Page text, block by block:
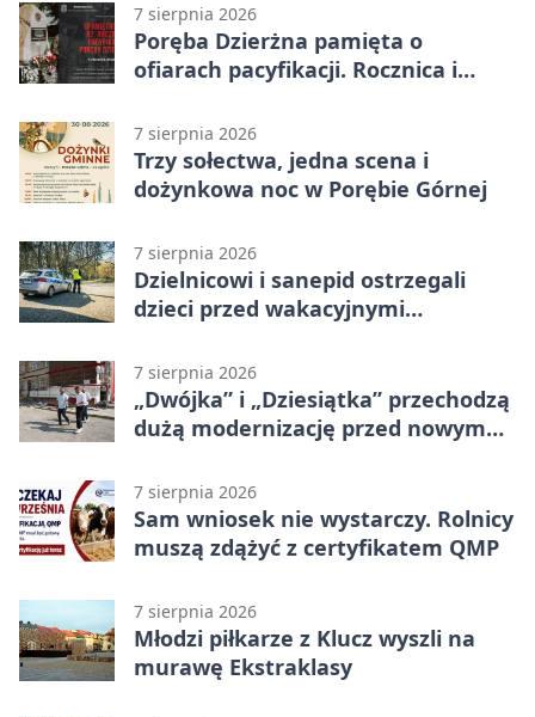
7 sierpnia 2026
Poręba Dzierżna pamięta o
ofiarach pacyfikacji. Rocznica i
7 sierpnia 2026
Trzy sołectwa, jedna scena i
dożynkowa noc w Porębie Górnej
7 sierpnia 2026
Dzielnicowi i sanepid ostrzegali
dzieci przed wakacyjnymi
7 sierpnia 2026
„Dwójka” i „Dziesiątka” przechodzą
dużą modernizację przed nowym
7 sierpnia 2026
Sam wniosek nie wystarczy. Rolnicy
muszą zdążyć z certyfikatem QMP
7 sierpnia 2026
Młodzi piłkarze z Klucz wyszli na
murawę Ekstraklasy